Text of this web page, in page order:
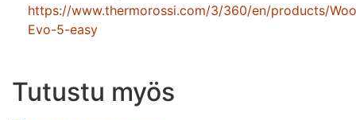
https://www.thermorossi.com/3/360/en/products/
Evo-5-easy
Tutustu myös